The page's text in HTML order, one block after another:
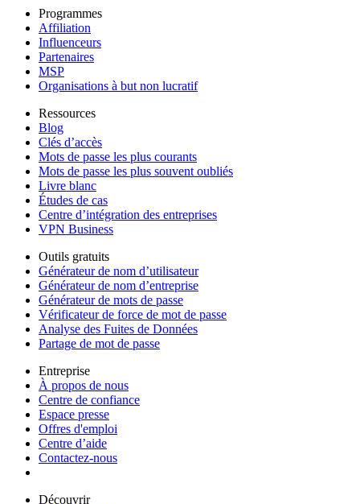
Programmes
Affiliation
Influenceurs
Partenaires
MSP
Organisations à but non lucratif
Ressources
Blog
Clés d’accès
Mots de passe les plus courants
Mots de passe les plus souvent oubliés
Livre blanc
Études de cas
Centre d’intégration des entreprises
VPN Business
Outils gratuits
Générateur de nom d’utilisateur
Générateur de nom d’entreprise
Générateur de mots de passe
Vérificateur de force de mot de passe
Analyse des Fuites de Données
Partage de mot de passe
Entreprise
À propos de nous
Centre de confiance
Espace presse
Offres d'emploi
Centre d’aide
Contactez-nous
Découvrir